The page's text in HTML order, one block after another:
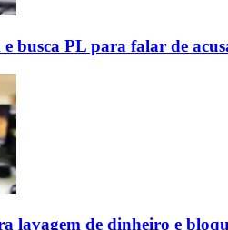
busca PL para falar de
lavagem de dinheiro e